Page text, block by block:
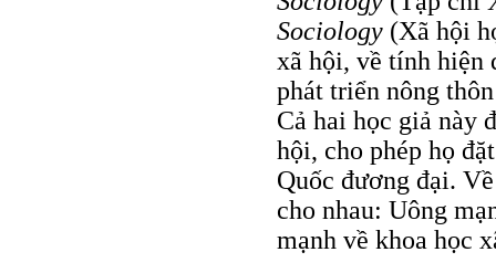
Sociology (Xã hội
xã hội, về tính hiện
phát triển nông
Cả hai học giả này
hội, cho phép họ
Quốc đương đại.
cho nhau: Uông
mạnh về khoa học